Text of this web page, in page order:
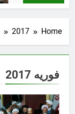
Home
2017
فوریه 2017